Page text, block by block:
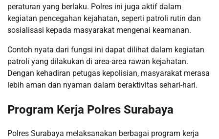
peraturan yang berlaku. Polres ini juga aktif dalam
kegiatan pencegahan kejahatan, seperti patroli rutin dan
sosialisasi kepada masyarakat mengenai keamanan.
Contoh nyata dari fungsi ini dapat dilihat dalam kegiatan
patroli yang dilakukan di area-area rawan kejahatan.
Dengan kehadiran petugas kepolisian, masyarakat merasa
lebih aman dan nyaman dalam beraktivitas sehari-hari.
Program Kerja Polres Surabaya
Polres Surabaya melaksanakan berbagai program kerja